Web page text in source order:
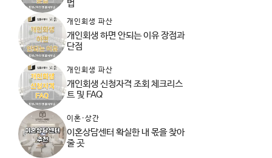
법
개인회생 파산
개인회생 하면 안되는 이유 장점과
단점
개인회생 파산
개인회생 신청자격 조회 체크리스
트 및 FAQ
이혼·상간
이혼상담센터 확실한 내 몫을 찾아
줄 곳